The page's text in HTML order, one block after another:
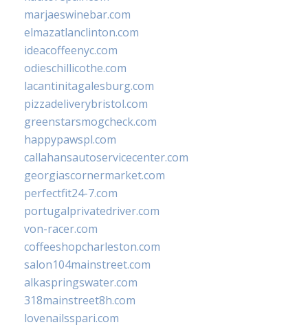
marjaeswinebar.com
elmazatlanclinton.com
ideacoffeenyc.com
odieschillicothe.com
lacantinitagalesburg.com
pizzadeliverybristol.com
greenstarsmogcheck.com
happypawspl.com
callahansautoservicecenter.com
georgiascornermarket.com
perfectfit24-7.com
portugalprivatedriver.com
von-racer.com
coffeeshopcharleston.com
salon104mainstreet.com
alkaspringswater.com
318mainstreet8h.com
lovenailsspari.com